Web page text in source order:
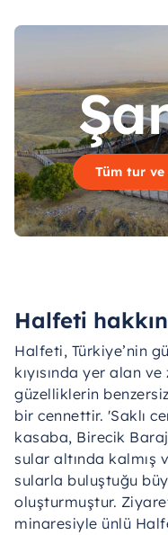
Tüm tur
Halfeti
Halfeti, Türkiye’nin
kıyısında yer alan
güzelliklerin
bir cennettir. 'Saklı
kasaba, Birecik
sular altında kalmış
sularla buluştuğu
oluşturmuştur.
minaresiyle ünlü